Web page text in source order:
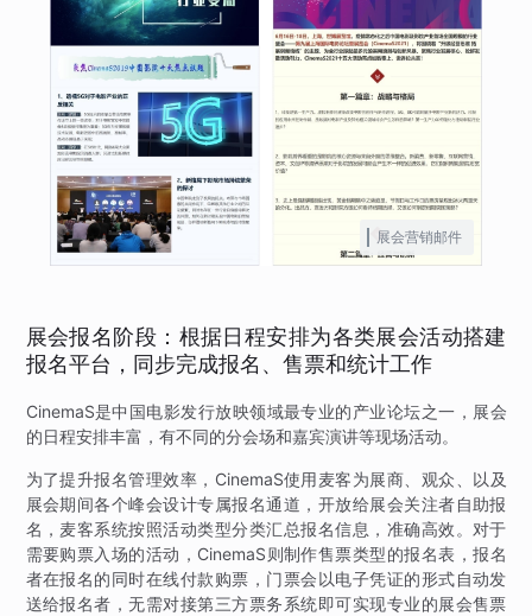
展会营销邮件
展会报名阶段：根据日程安排为各类展会活动搭建
报名平台，同步完成报名、售票和统计工作
CinemaS是中国电影发行放映领域最专业的产业论坛之一，展会
的日程安排丰富，有不同的分会场和嘉宾演讲等现场活动。
为了提升报名管理效率，CinemaS使用麦客为展商、观众、以及
展会期间各个峰会设计专属报名通道，开放给展会关注者自助报
名，麦客系统按照活动类型分类汇总报名信息，准确高效。对于
需要购票入场的活动，CinemaS则制作售票类型的报名表，报名
者在报名的同时在线付款购票，门票会以电子凭证的形式自动发
送给报名者，无需对接第三方票务系统即可实现专业的展会售票